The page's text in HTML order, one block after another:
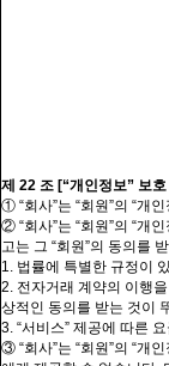
제 22 조 [“개인정보” 보
① “회사”는 “회원”의 “개
② “회사”는 “회원”의 “개인
고는 그 “회원”의 동의를
1. 법률에 특별한 규정이
2. 전자거래 계약의 이행
상적인 동의를 받는 것이
3. “서비스” 제공에 따른
③ “회사”는 “회원”의 “개인